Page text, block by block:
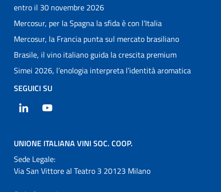
entro il 30 novembre 2026
Mercosur, per la Spagna la sfida è con l’Italia
Mercosur, la Francia punta sul mercato brasiliano
Brasile, il vino italiano guida la crescita premium
Simei 2026, l’enologia interpreta l’identità aromatica
SEGUICI SU
LinkedIn
UNIONE ITALIANA VINI SOC. COOP.
Sede Legale:
Via San Vittore al Teatro 3 20123 Milano